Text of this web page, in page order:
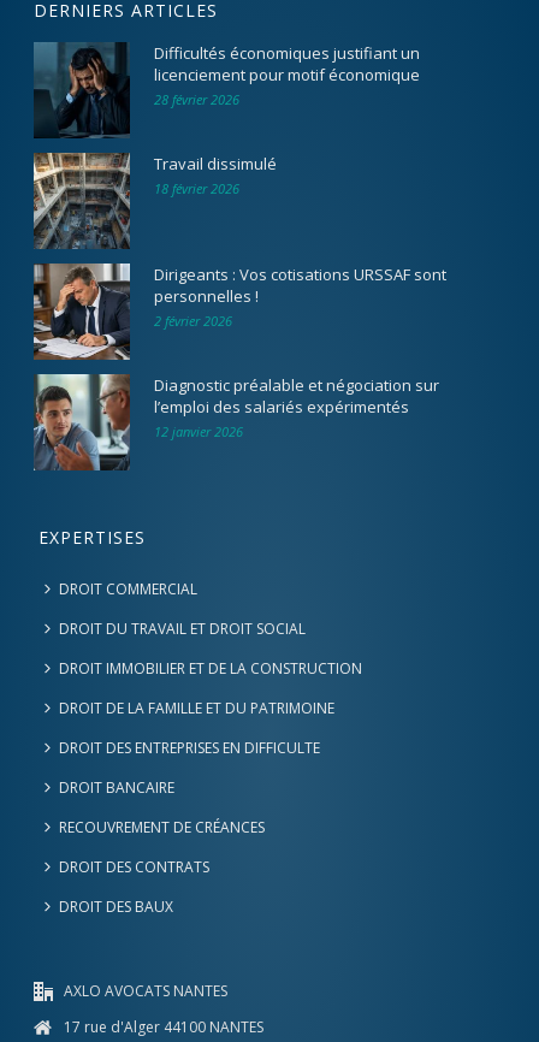
DERNIERS ARTICLES
Difficultés économiques justifiant un
licenciement pour motif économique
28 février 2026
Travail dissimulé
18 février 2026
Dirigeants : Vos cotisations URSSAF sont
personnelles !
2 février 2026
Diagnostic préalable et négociation sur
l’emploi des salariés expérimentés
12 janvier 2026
EXPERTISES
DROIT COMMERCIAL
DROIT DU TRAVAIL ET DROIT SOCIAL
DROIT IMMOBILIER ET DE LA CONSTRUCTION
DROIT DE LA FAMILLE ET DU PATRIMOINE
DROIT DES ENTREPRISES EN DIFFICULTE
DROIT BANCAIRE
RECOUVREMENT DE CRÉANCES
DROIT DES CONTRATS
DROIT DES BAUX
AXLO AVOCATS NANTES
17 rue d'Alger 44100 NANTES